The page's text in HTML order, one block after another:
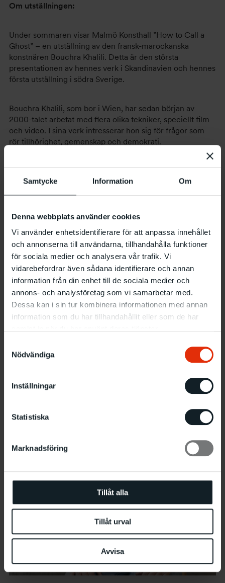
Samtycke Information Om
Denna webbplats använder cookies
Vi använder enhetsidentifierare för att anpassa innehållet
och annonserna till användarna, tillhandahålla funktioner
för sociala medier och analysera vår trafik. Vi
vidarebefordrar även sådana identifierare och annan
information från din enhet till de sociala medier och
annons- och analysföretag som vi samarbetar med.
Dessa kan i sin tur kombinera informationen med annan
information som du har tillhandahållit eller som de har
Nödvändiga
Inställningar
Statistiska
Marknadsföring
Tillåt alla
Tillåt urval
Avvisa
Om utställningen:
Under sommaren visar Malmö Konsthall ”How to Call a
Ghost” – en utställning av den fransk-marockanska
konstnären Bouchra Khalili. Detta är den största
presentationen av hennes verk i Skandinavien och hennes
första utställning i södra Sverige.
Bouchra Khalili, som bor i Wien, har sedan början av
2000-talet arbetat med flera olika tekniker, speciellt film
och video. I sina verk intresserar hon sig för frågor som
rör tillhörighet, gemenskap och demokrati.
Läs mer om utställningen.
som finansieras med stöd från Region Skåne.
Information
Vad: Syntolkad visning
När: Söndag 6.9 klockan 15:00
Var: Utställningshallen
Svenska
Fri entré, ingen anmälan krävs